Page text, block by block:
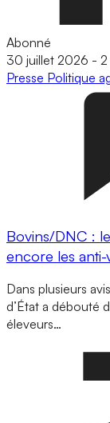
Abonné
30 juillet 2026 -
Presse Politique
Bovins/DNC :
encore les anti-
Dans plusieurs
d’État a débouté
éleveurs…